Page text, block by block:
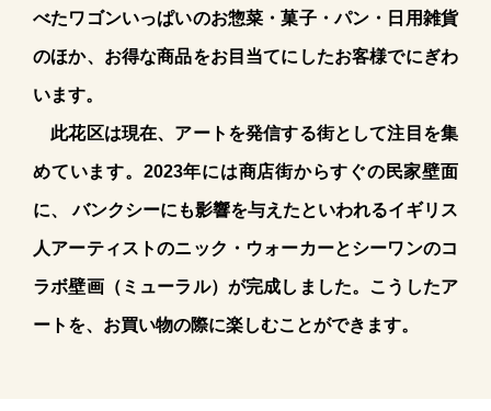
べたワゴンいっぱいのお惣菜・菓子・パン・日用雑貨
のほか、お得な商品をお目当てにしたお客様でにぎわ
います。
此花区は現在、アートを発信する街として注目を集
めています。2023年には商店街からすぐの民家壁面
に、 バンクシーにも影響を与えたといわれるイギリス
人アーティストのニック・ウォーカーとシーワンのコ
ラボ壁画（ミューラル）が完成しました。こうしたア
ートを、お買い物の際に楽しむことができます。